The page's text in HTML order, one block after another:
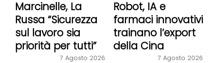
Marcinelle, La
Russa “Sicurezza
sul lavoro sia
priorità per tutti”
7 Agosto 2026
Robot, IA e
farmaci innovativi
trainano l’export
della Cina
7 Agosto 2026